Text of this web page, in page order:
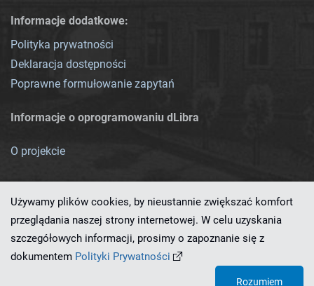
Informacje dodatkowe:
Polityka prywatności
Deklaracja dostępności
Poprawne formułowanie zapytań
Informacje o oprogramowaniu dLibra
O projekcie
Ten serwis działa dzięki oprogramowaniu
Używamy plików cookies, by nieustannie zwiększać komfort
przeglądania naszej strony internetowej. W celu uzyskania
szczegółowych informacji, prosimy o zapoznanie się z
dokumentem Polityki Prywatności
Rozumiem